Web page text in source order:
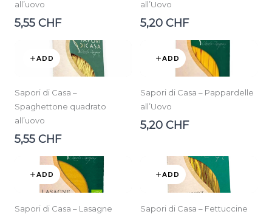
all’uovo
5,55 CHF
all’Uovo
5,20 CHF
ADD
Sapori di Casa –
Spaghettone quadrato
all’uovo
5,55 CHF
ADD
Sapori di Casa – Pappardelle
all’Uovo
5,20 CHF
ADD
Sapori di Casa – Lasagne
ADD
Sapori di Casa – Fettuccine